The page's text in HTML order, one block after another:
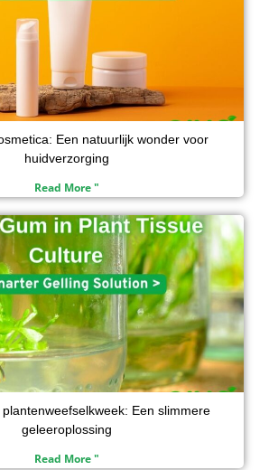
Een natuurlijk wonder voor
huidverzorging
Read More "
Een slimmere
geleeroplossing
Read More "